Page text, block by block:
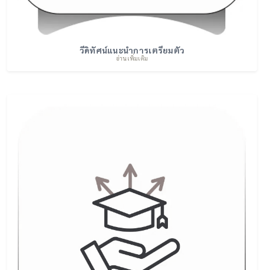
วีดิทัศน์แนะนำการเตรียมตัว
อ่านเพิ่มเติม